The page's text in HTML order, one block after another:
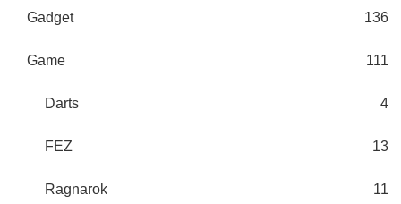
Gadget 136
Game 111
Darts 4
FEZ 13
Ragnarok 11